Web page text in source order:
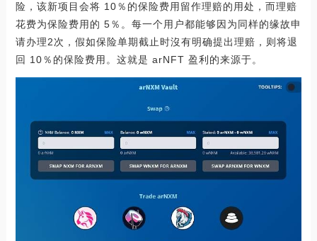
险，该新项目会将 10％的保险费用留作理赔的用处，而理赔
花费为保险费用的 5％。每一个用户都能够因为同样的缘故申
请办理2次，假如保险单期截止时沒有明确提出理赔，则将退
回 10％的保险费用。这就是 arNFT 盈利的来源于。